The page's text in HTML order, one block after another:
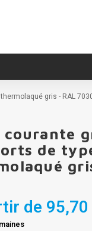
gris - RAL
courante
de
de